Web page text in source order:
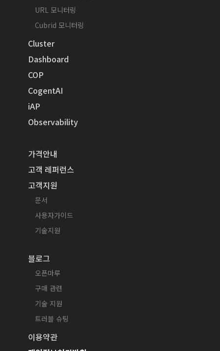
URL 모니터링
Cubrid 모니터링
Cluster
Dashboard
COP
CogentAI
iAP
Observability
가격안내
고객 레퍼런스
고객지원
문서
사용자가이드
기술지원
블로그
오픈마루
구매 관련
기술 지원
트러블 슈팅
이용약관